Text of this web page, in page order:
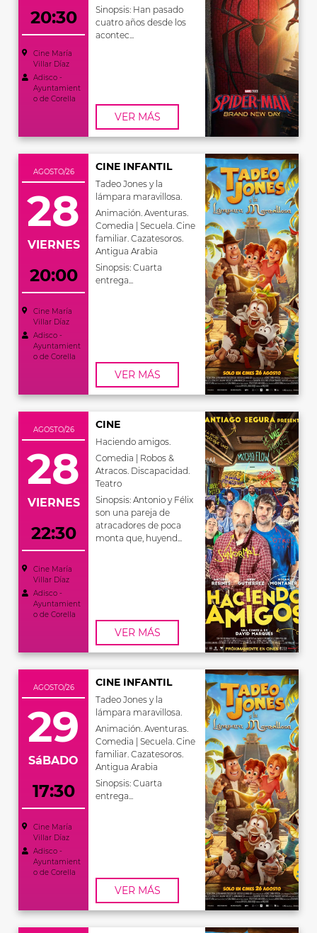
20:30
Cine María
Villar Díaz
Adisco -
Ayuntamient
o de Corella
Sinopsis: Han pasado
cuatro años desde los
acontec...
VER MÁS
AGOSTO/26
28
VIERNES
20:00
Cine María
Villar Díaz
Adisco -
Ayuntamient
o de Corella
CINE INFANTIL
Tadeo Jones y la
lámpara maravillosa.
Animación. Aventuras.
Comedia | Secuela. Cine
familiar. Cazatesoros.
Antigua Arabia
Sinopsis: Cuarta
entrega...
VER MÁS
AGOSTO/26
28
VIERNES
22:30
Cine María
Villar Díaz
Adisco -
Ayuntamient
o de Corella
CINE
Haciendo amigos.
Comedia | Robos &
Atracos. Discapacidad.
Teatro
Sinopsis: Antonio y Félix
son una pareja de
atracadores de poca
monta que, huyend...
VER MÁS
AGOSTO/26
29
SáBADO
17:30
Cine María
Villar Díaz
Adisco -
Ayuntamient
o de Corella
CINE INFANTIL
Tadeo Jones y la
lámpara maravillosa.
Animación. Aventuras.
Comedia | Secuela. Cine
familiar. Cazatesoros.
Antigua Arabia
Sinopsis: Cuarta
entrega...
VER MÁS